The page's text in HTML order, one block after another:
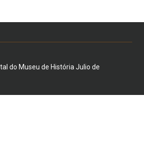
do Museu de História Julio de